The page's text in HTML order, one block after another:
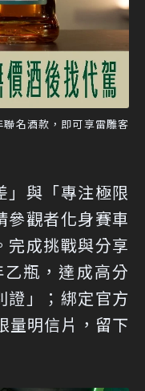
名酒款，即可享雷雕客
」與「專注極限
參觀者化身賽車
完成挑戰與分享
瓶，達成高分
證」；綁定官方
量明信片，留下